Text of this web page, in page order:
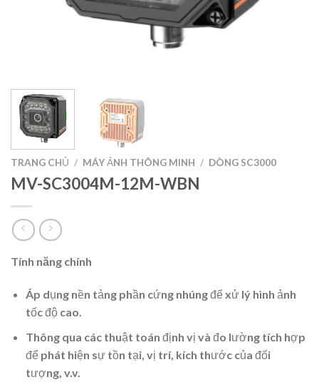
TRANG CHỦ / MÁY ẢNH THÔNG MINH / DÒNG SC3000
MV-SC3004M-12M-WBN
Tính năng chính
Áp dụng nền tảng phần cứng nhúng để xử lý hình ảnh
tốc độ cao.
Thông qua các thuật toán định vị và đo lường tích hợp
để phát hiện sự tồn tại, vị trí, kích thước của đối
tượng, v.v.